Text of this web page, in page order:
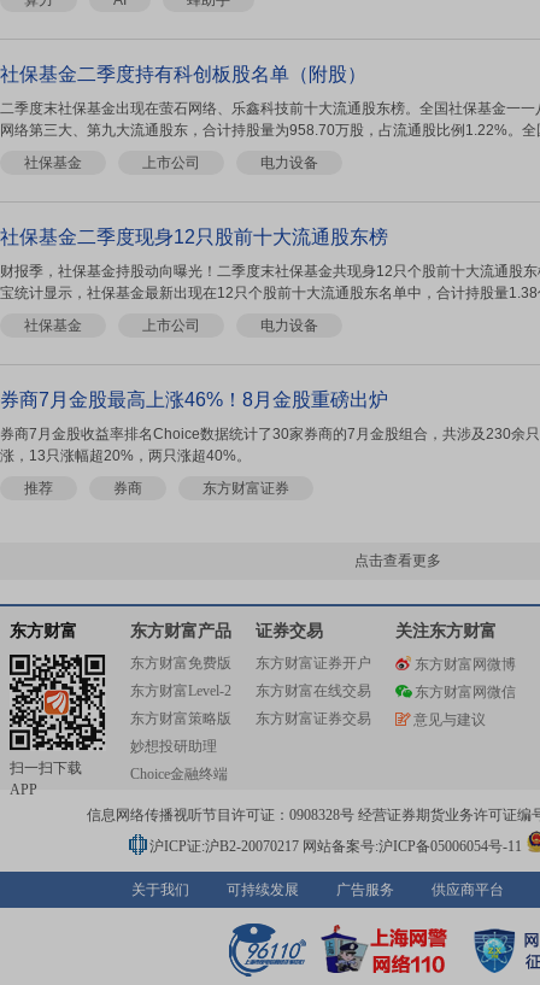
社保基金二季度持有科创板股名单（附股）
二季度末社保基金出现在萤石网络、乐鑫科技前十大流通股东榜。全国社保基金一
网络第三大、第九大流通股东，合计持股量为958.70万股，占流通股比例1.22%。
社保基金
上市公司 电力设备
社保基金二季度现身12只股前十大流通股东榜
财报季，社保基金持股动向曝光！二季度末社保基金共现身12只个股前十大流通股
宝统计显示，社保基金最新出现在12只个股前十大流通股东名单中，合计持股量
社保基金
上市公司 电力设备
券商7月金股最高上涨46%！8月金股重磅出炉
券商7月金股收益率排名Choice数据统计了30家券商的7月金股组合，共涉及230余
涨，13只涨幅超20%，两只涨超40%。
推荐
券商 东方财富证券
点击查看更多
东方财富
扫一扫下载
APP
东方财富产品
东方财富免费版
东方财富Level-2
东方财富策略版
妙想投研助理
Choice金融终端
证券交易
东方财富证券开户
东方财富在线交易
东方财富证券交易
关注东方财富
东方财富网微博
东方财富网微信
意见与建议
信息网络传播视听节目许可证：0908328号 经营证券期货业务许可证编
沪ICP证:沪B2-20070217 网站备案号:沪ICP备05006054号-11
关于我们 可持续发展 广告服务 供应商平台